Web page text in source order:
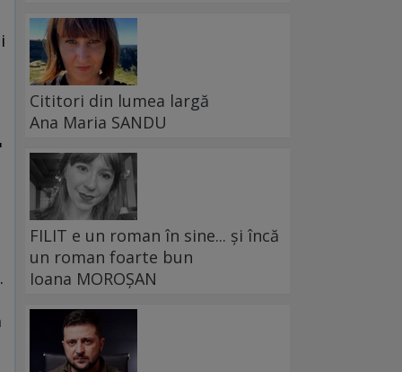
Cititori din lumea largă
Ana Maria SANDU
FILIT e un roman în sine... și încă
un roman foarte bun
Ioana MOROȘAN